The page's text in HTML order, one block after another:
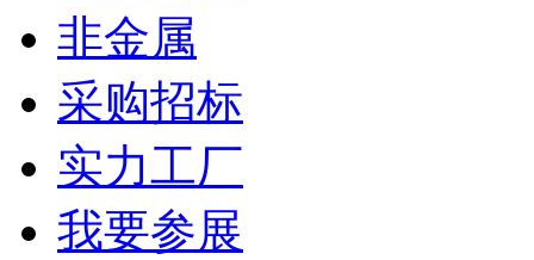
非金属
采购招标
实力工厂
我要参展